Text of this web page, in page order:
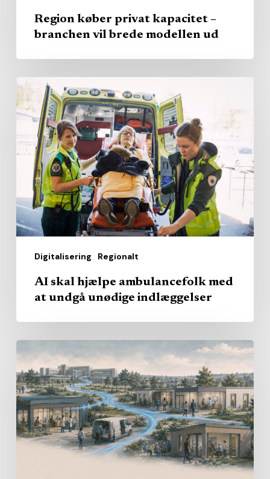
Region køber privat kapacitet –
branchen vil brede modellen ud
Digitalisering Regionalt
AI
skal
hjælpe
ambulancefolk
med
undgå
unødige
indlæggelser
AI skal hjælpe ambulancefolk med
at undgå unødige indlæggelser
skal
levere
det
nære
sundhedsvæsen?